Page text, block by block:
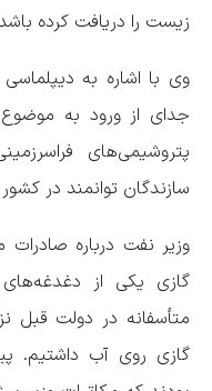
زیست را دریافت کرده
وی با اشاره به
جدای از ورود به موضوع
پتروشیمی‌های
سازندگان توانمند در کشور
وزیر نفت درباره
گازی یکی از
گازی روی آب داشتیم.